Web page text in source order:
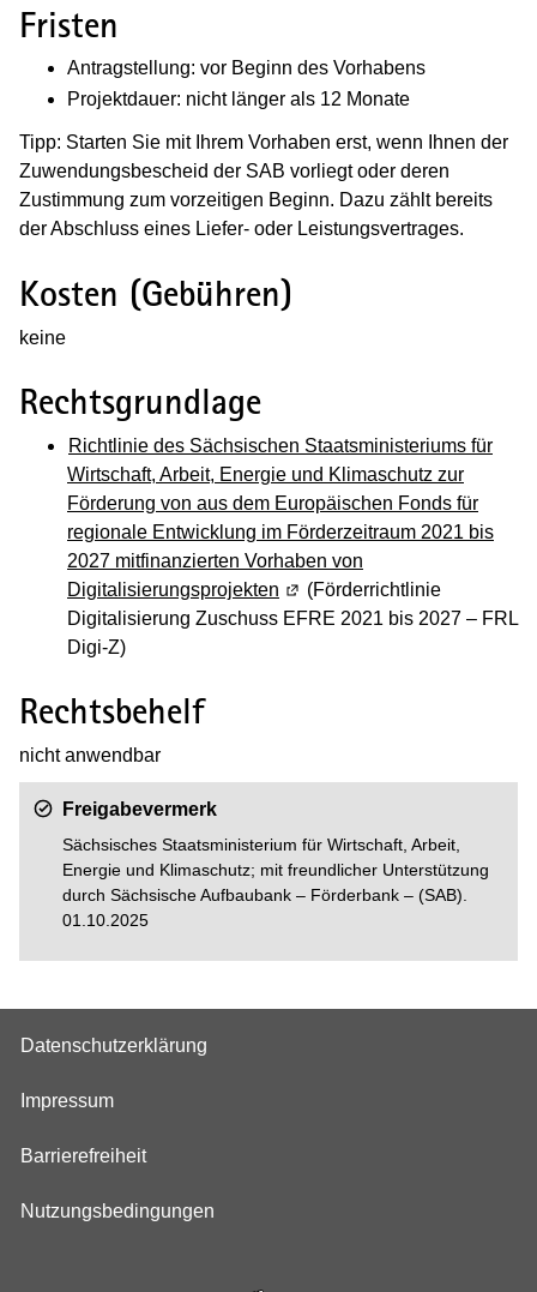
Fristen
Antragstellung: vor Beginn des Vorhabens
Projektdauer: nicht länger als 12 Monate
Tipp: Starten Sie mit Ihrem Vorhaben erst, wenn Ihnen der
Zuwendungsbescheid der SAB vorliegt oder deren
Zustimmung zum vorzeitigen Beginn. Dazu zählt bereits
der Abschluss eines Liefer- oder Leistungsvertrages.
Kosten (Gebühren)
keine
Rechtsgrundlage
Richtlinie des Sächsischen Staatsministeriums für
Wirtschaft, Arbeit, Energie und Klimaschutz zur
Förderung von aus dem Europäischen Fonds für
regionale Entwicklung im Förderzeitraum 2021 bis
2027 mitfinanzierten Vorhaben von
Digitalisierungsprojekten (Wird in einem neuen
(Förderrichtlinie
Digitalisierung Zuschuss EFRE 2021 bis 2027 – FRL
Digi-Z)
Rechtsbehelf
nicht anwendbar
Freigabevermerk
Sächsisches Staatsministerium für Wirtschaft, Arbeit,
Energie und Klimaschutz; mit freundlicher Unterstützung
durch Sächsische Aufbaubank – Förderbank – (SAB).
01.10.2025
Datenschutzerklärung
Impressum
Barrierefreiheit
Nutzungsbedingungen